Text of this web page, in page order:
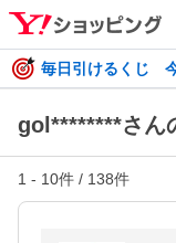
毎日引けるくじ
gol********さん
1 - 10件 / 138件